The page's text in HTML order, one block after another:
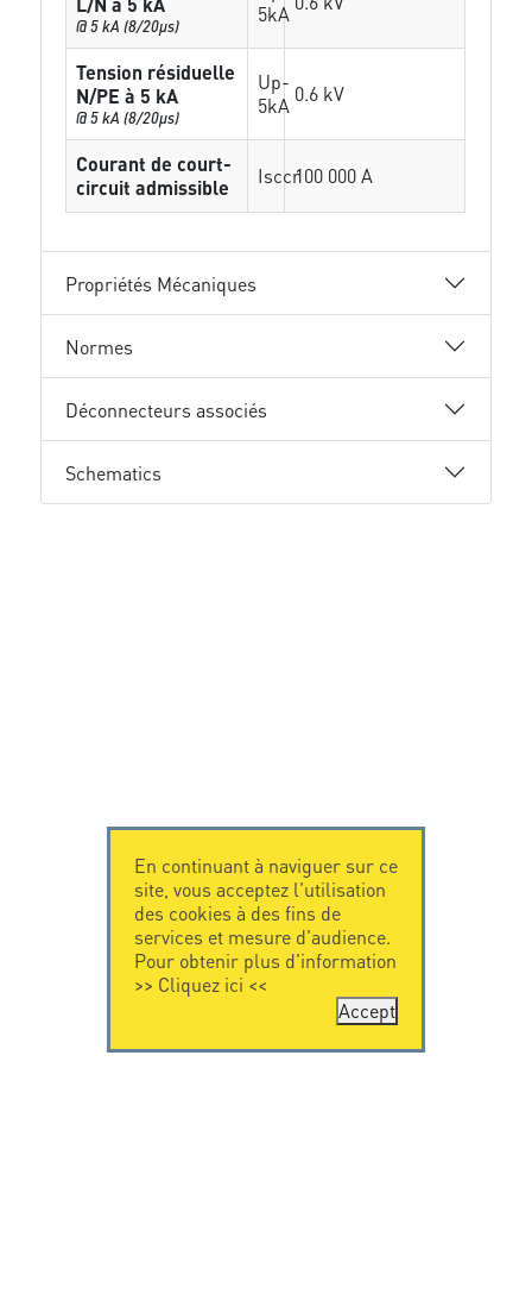
@ 5 kA (8/20µs)
5kA
Tension résiduelle
N/PE à 5 kA
@ 5 kA (8/20µs)
Up-
5kA 0.6 kV
Courant de court-
circuit admissible
Isccr100 000 A
Propriétés Mécaniques
Normes
Déconnecteurs associés
Schematics
En continuant à naviguer sur ce
site, vous acceptez l'utilisation
des cookies à des fins de
services et mesure d'audience.
Pour obtenir plus d'information
>> Cliquez ici <<
Accept